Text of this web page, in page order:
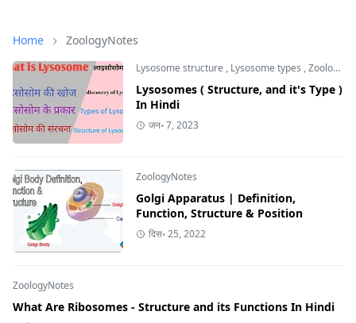
Home ZoologyNotes
Lysosome structure , Lysosome types ,ZoologyNotes
Lysosomes ( Structure, and it's Type )
In Hindi
जन॰ 7, 2023
ZoologyNotes
Golgi Apparatus | Definition,
Function, Structure & Position
दिस॰ 25, 2022
ZoologyNotes
What Are Ribosomes - Structure and its Functions In Hindi